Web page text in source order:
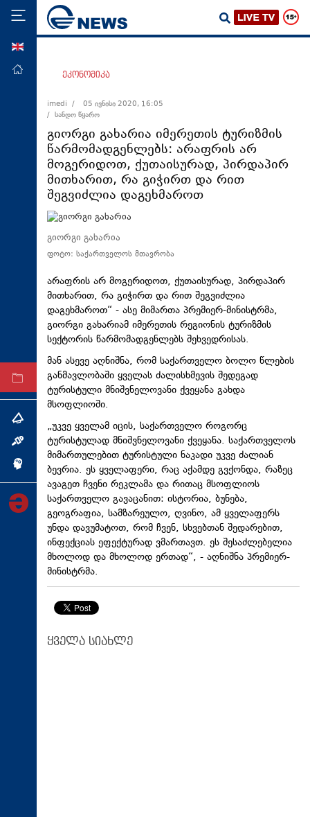
მთავარი
ეკონომიკა
მსოფლიო
ჯანდაცვა
საზოგადოება
რეგიონი
კულტურა
სპორტი
ტექნოლოგიები
ტაბლოიდი
არქივი
ინტერვიუ
ინქვიზიცია
ეკონომიკა
imedi /
05 ივნისი 2020, 16:05
/ სანდო წყარო
გიორგი გახარია იმერეთის ტურიზმის
წარმომადგენლებს: არაფრის არ
მოგერიდოთ, ქუთაისურად, პირდაპირ
მითხარით, რა გიჭირთ და რით
შეგვიძლია დაგეხმაროთ
გიორგი გახარია
ფოტო: საქართველოს მთავრობა
არაფრის არ მოგერიდოთ, ქუთაისურად, პირდაპირ
მითხარით, რა გიჭირთ და რით შეგვიძლია
დაგეხმაროთ“ - ასე მიმართა პრემიერ-მინისტრმა,
გიორგი გახარიამ იმერეთის რეგიონის ტურიზმის
სექტორის წარმომადგენლებს შეხვედრისას.
მან ასევე აღნიშნა, რომ საქართველო ბოლო წლების
განმავლობაში ყველას ძალისხმევის შედეგად
ტურისტული მნიშვნელოვანი ქვეყანა გახდა
მსოფლიოში.
„უკვე ყველამ იცის, საქართველო როგორც
ტურისტულად მნიშვნელოვანი ქვეყანა. საქართველოს
მიმართულებით ტურისტული ნაკადი უკვე ძალიან
ბევრია. ეს ყველაფერი, რაც აქამდე გვქონდა, რაზეც
ავაგეთ ჩვენი რეკლამა და რითაც მსოფლიოს
საქართველო გავაცანით: ისტორია, ბუნება,
გეოგრაფია, სამზარეულო, ღვინო, ამ ყველაფერს
უნდა დავუმატოთ, რომ ჩვენ, სხვებთან შედარებით,
ინფექციას ეფექტურად ვმართავთ. ეს შესაძლებელია
მხოლოდ და მხოლოდ ერთად“, - აღნიშნა პრემიერ-
მინისტრმა.
ყველა სიახლე